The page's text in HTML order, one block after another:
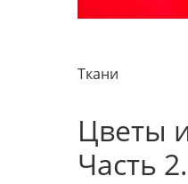
Ткани
Цветы
Часть 2.